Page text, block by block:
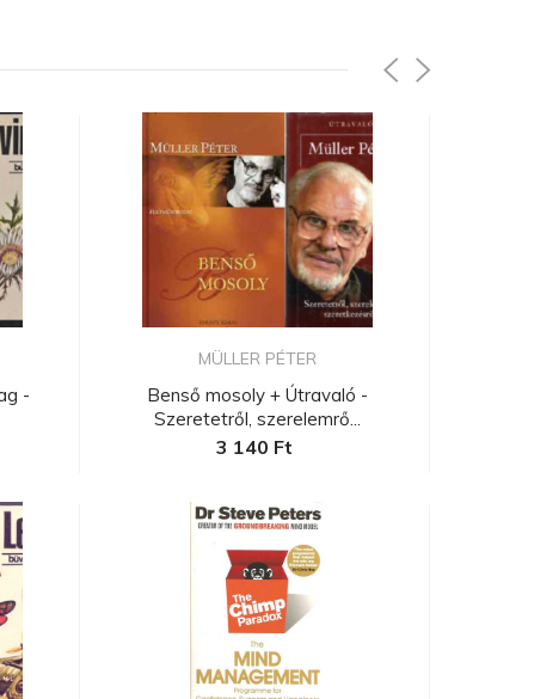
-
MÜLLER PÉTER
Benső mosoly + Útravaló -
Szeretetről, szerelemrő...
3 140 Ft